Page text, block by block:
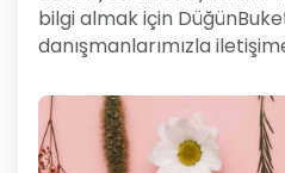
bilgi almak için
danışmanlarımızla